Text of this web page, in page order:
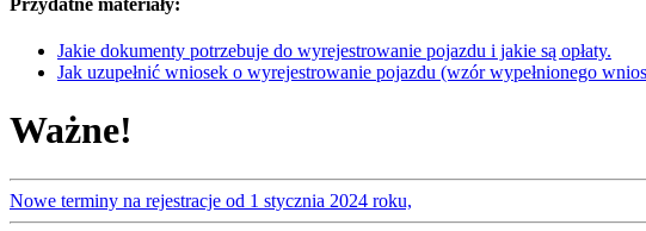
Jakie dokumenty potrzebuje do wyrejestrowanie pojazdu i jakie są opłaty.
Jak uzupełnić wniosek o wyrejestrowanie pojazdu (wzór wypełnionego
Ważne!
Nowe terminy na rejestracje od 1 stycznia 2024 roku,